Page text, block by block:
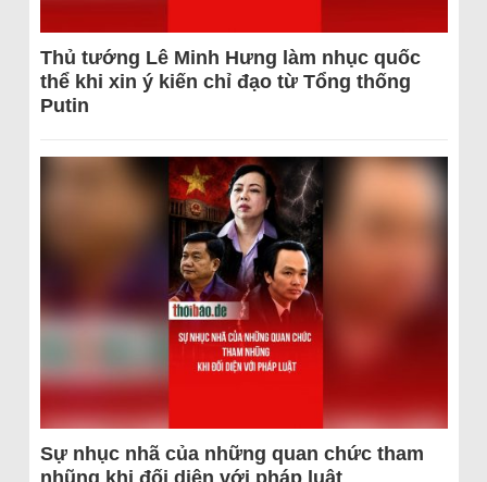
Thủ tướng Lê Minh Hưng làm nhục quốc
thể khi xin ý kiến chỉ đạo từ Tổng thống
Putin
Sự nhục nhã của những quan chức tham